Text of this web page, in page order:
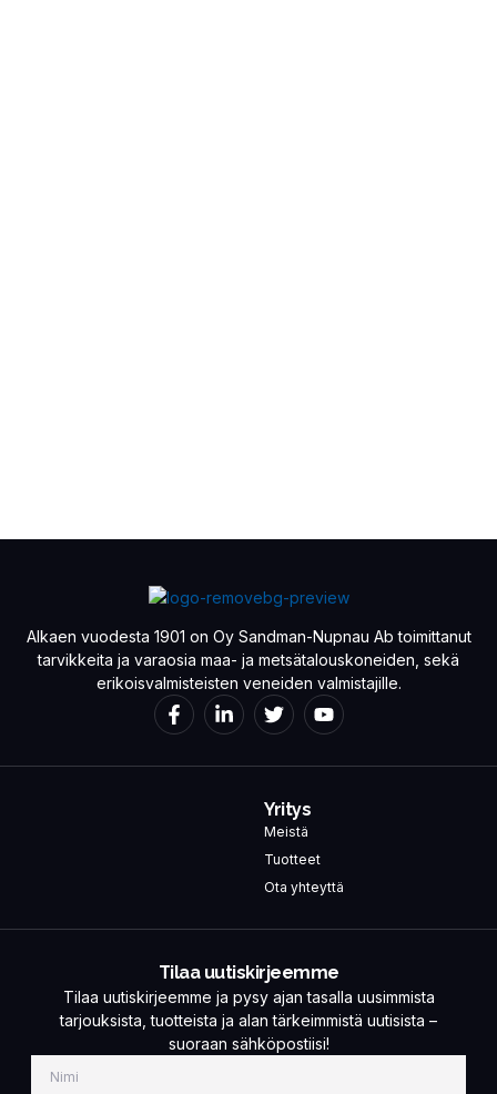
Alkaen vuodesta 1901 on Oy Sandman-Nupnau Ab toimittanut
tarvikkeita ja varaosia maa- ja metsätalouskoneiden, sekä
erikoisvalmisteisten veneiden valmistajille.
Yritys
Meistä
Tuotteet
Ota yhteyttä
Tilaa uutiskirjeemme
Tilaa uutiskirjeemme ja pysy ajan tasalla uusimmista
tarjouksista, tuotteista ja alan tärkeimmistä uutisista –
suoraan sähköpostiisi!